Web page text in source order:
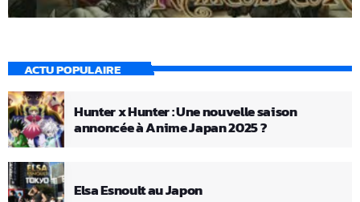
ACTU POPULAIRE
Hunter x Hunter : Une nouvelle saison
annoncée à Anime Japan 2025 ?
Elsa Esnoult au Japon